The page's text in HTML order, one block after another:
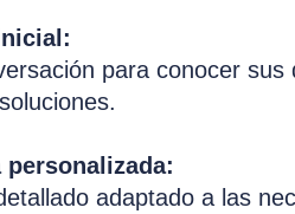
para conocer
personalizada:
adaptado a las